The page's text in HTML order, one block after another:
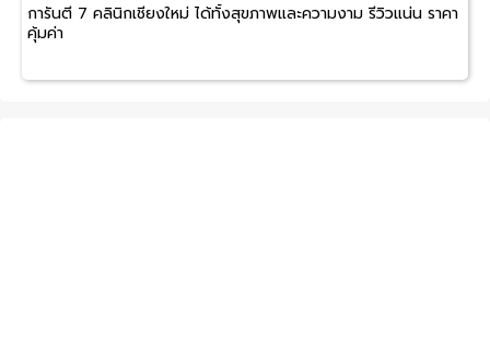
การันตี 7 คลินิกเชียงใหม่ ได้ทั้งสุขภาพและความงาม รีวิวแน่น ราคา
คุ้มค่า